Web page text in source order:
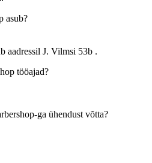
asub?
aadressil J. Vilmsi 53b .
tööajad?
ga ühendust võtta?